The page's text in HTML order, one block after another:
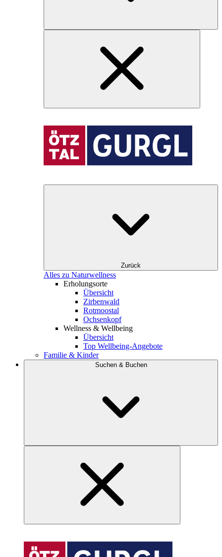
Zurück
Alles zu Naturwellness
Erholungsorte
Übersicht
Zirbenwald
Rotmoostal
Ochsenkopf
Wellness & Wellbeing
Übersicht
Top Wellbeing-Angebote
Familie & Kinder
Suchen & Buchen